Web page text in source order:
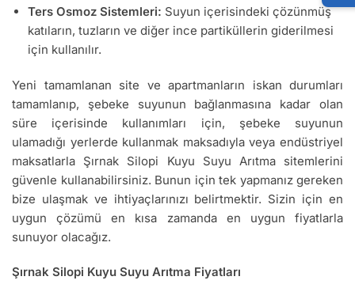
Ters Osmoz Sistemleri: Suyun içerisindeki çözünmüş
katıların, tuzların ve diğer ince partiküllerin giderilmesi
için kullanılır.
Yeni tamamlanan site ve apartmanların iskan durumları
tamamlanıp, şebeke suyunun bağlanmasına kadar olan
süre içerisinde kullanımları için, şebeke suyunun
ulamadığı yerlerde kullanmak maksadıyla veya endüstriyel
maksatlarla Şırnak Silopi Kuyu Suyu Arıtma sitemlerini
güvenle kullanabilirsiniz. Bunun için tek yapmanız gereken
bize ulaşmak ve ihtiyaçlarınızı belirtmektir. Sizin için en
uygun çözümü en kısa zamanda en uygun fiyatlarla
sunuyor olacağız.
Şırnak Silopi Kuyu Suyu Arıtma Fiyatları